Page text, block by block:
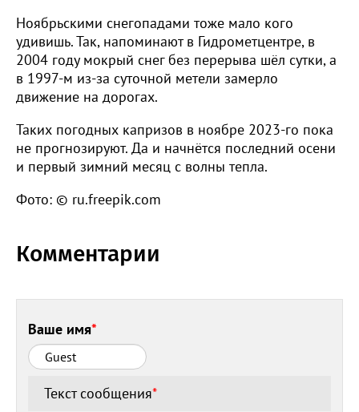
Ноябрьскими снегопадами тоже мало кого
удивишь. Так, напоминают в Гидрометцентре, в
2004 году мокрый снег без перерыва шёл сутки, а
в 1997-м из-за суточной метели замерло
движение на дорогах.
Таких погодных капризов в ноябре 2023-го пока
не прогнозируют. Да и начнётся последний осени
и первый зимний месяц с волны тепла.
Фото: © ru.freepik.com
Комментарии
Ваше имя*
Текст сообщения*